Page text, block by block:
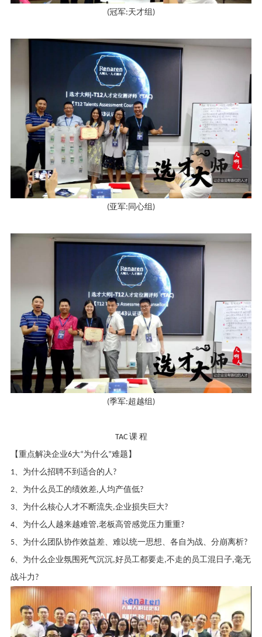
(冠军:天才组)
(亚军: 同心组)
(季军:超越组)
TAC 课 程
【重点解决企业6大“为什么”难题】
1、为什么招聘不到适合的人?
2、为什么员工的绩效差,人均产值低?
3、为什么核心人才不断流失,企业损失巨大?
4、为什么人越来越难管,老板高管感觉压力重重?
5、为什么团队协作效益差、难以统一思想、各自为战、分崩离析?
6、为什么企业氛围死气沉沉,好员工都要走,不走的员工混日子,毫无
战斗力 ?